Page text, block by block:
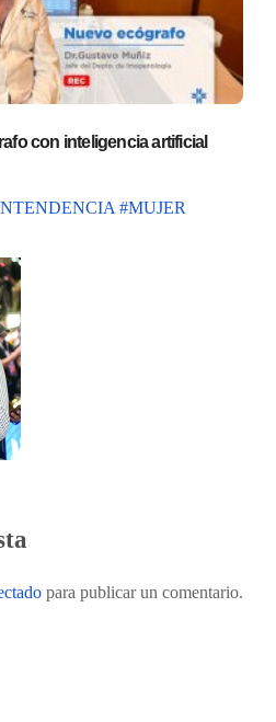
con inteligencia artificial
#MUJER
para publicar un comentario.